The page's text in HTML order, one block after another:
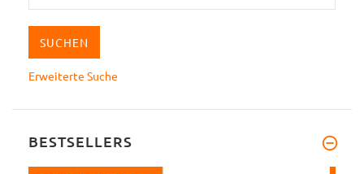
Erweiterte Suche
BESTSELLERS